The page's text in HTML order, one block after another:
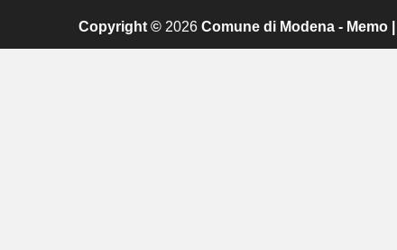
Copyright © 2026 Comune di Modena - Memo |